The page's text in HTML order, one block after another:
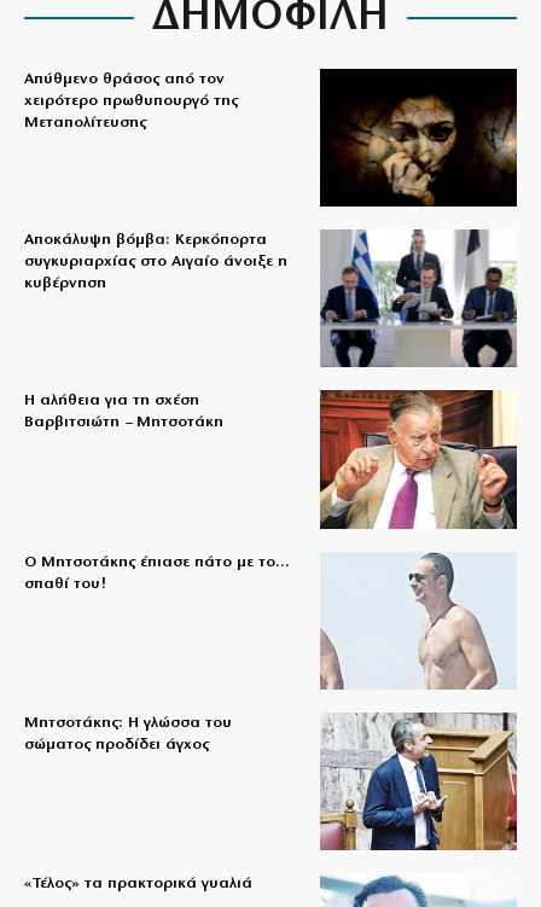
ΔΗΜΟΦΙΛΗ
Απύθμενο θράσος από τον
χειρότερο πρωθυπουργό της
Μεταπολίτευσης
Αποκάλυψη βόμβα: Κερκόπορτα
συγκυριαρχίας στο Αιγαίο άνοιξε η
κυβέρνηση
Η αλήθεια για τη σχέση
Βαρβιτσιώτη – Μητσοτάκη
Ο Μητσοτάκης έπιασε πάτο με το…
σπαθί του!
Μητσοτάκης: Η γλώσσα του
σώματος προδίδει άγχος
«Τέλος» τα πρακτορικά γυαλιά